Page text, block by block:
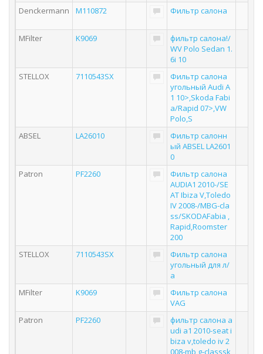
Denckermann
M110872 Фильтр салона
MFilter K9069
фильтр салона!/
WV Polo Sedan 1.
6i 10
STELLOX
7110543SX
Фильтр салона
угольный Audi A
1 10>,Skoda Fabi
a/Rapid 07>,VW
Polo,S
ABSEL
LA26010
Фильтр салонн
ый ABSEL LA2601
0
Patron
PF2260
Фильтр салона
AUDIA1 2010-/SE
AT Ibiza V,Toledo
IV 2008-/MBG-cla
ss/SKODAFabia ,
Rapid,Roomster
200
STELLOX
7110543SX
Фильтр салона
угольный для л/
а
MFilter
K9069
Фильтр салона
VAG
Patron
PF2260
фильтр салона a
udi a1 2010-seat i
biza v,toledo iv 2